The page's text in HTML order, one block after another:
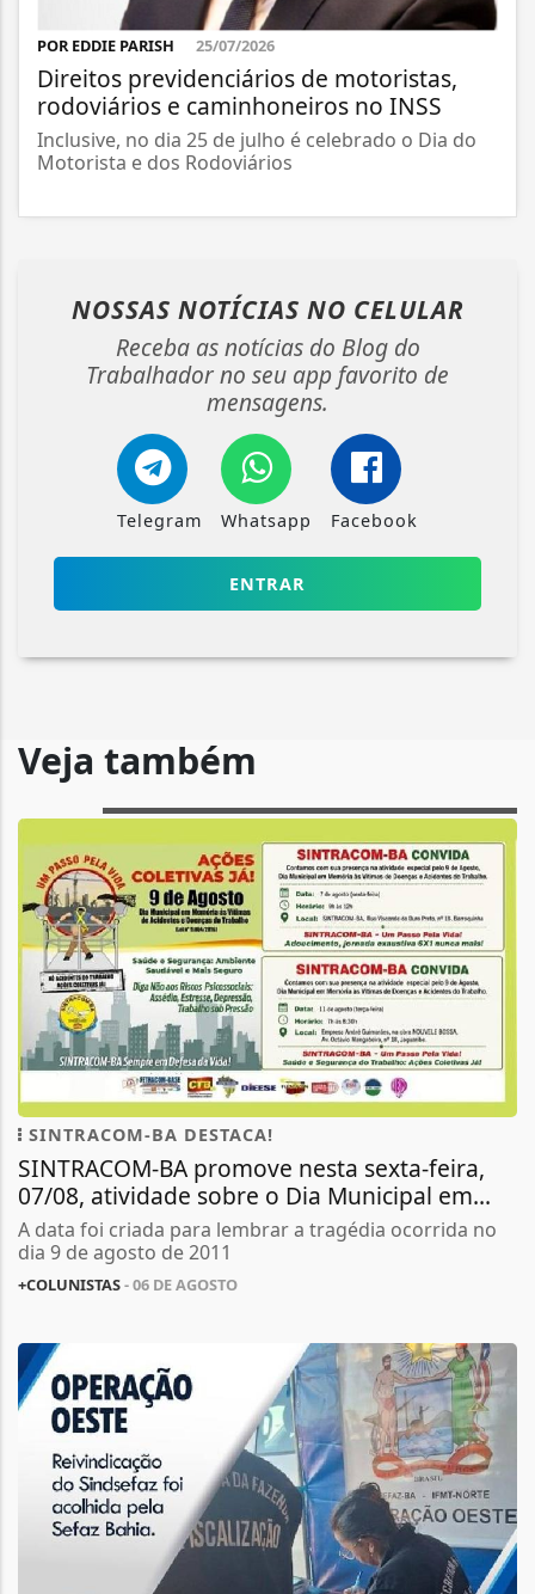
POR EDDIE PARISH 25/07/2026
Direitos previdenciários de motoristas,
rodoviários e caminhoneiros no INSS
Inclusive, no dia 25 de julho é celebrado o Dia do
Motorista e dos Rodoviários
NOSSAS NOTÍCIAS NO CELULAR
Receba as notícias do Blog do
Trabalhador no seu app favorito de
mensagens.
Telegram Whatsapp Facebook
ENTRAR
Veja também
SINTRACOM-BA DESTACA!
SINTRACOM-BA promove nesta sexta-feira,
07/08, atividade sobre o Dia Municipal em...
A data foi criada para lembrar a tragédia ocorrida no
dia 9 de agosto de 2011
+COLUNISTAS- 06 DE AGOSTO